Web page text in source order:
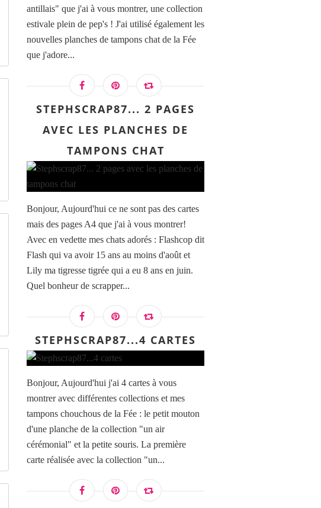
antillais" que j'ai à vous montrer, une collection
estivale plein de pep's ! J'ai utilisé également les
nouvelles planches de tampons chat de la Fée
que j'adore...
STEPHSCRAP87... 2 PAGES
AVEC LES PLANCHES DE
TAMPONS CHAT
Bonjour, Aujourd'hui ce ne sont pas des cartes
mais des pages A4 que j'ai à vous montrer!
Avec en vedette mes chats adorés : Flashcop dit
Flash qui va avoir 15 ans au moins d'août et
Lily ma tigresse tigrée qui a eu 8 ans en juin.
Quel bonheur de scrapper...
STEPHSCRAP87...4 CARTES
Bonjour, Aujourd'hui j'ai 4 cartes à vous
montrer avec différentes collections et mes
tampons chouchous de la Fée : le petit mouton
d'une planche de la collection "un air
cérémonial" et la petite souris. La première
carte réalisée avec la collection "un...